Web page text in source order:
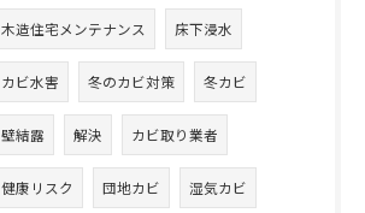
木造住宅メンテナンス 床下浸水
カビ水害 冬のカビ対策 冬カビ
壁結露 解決 カビ取り業者
健康リスク 団地カビ 湿気カビ